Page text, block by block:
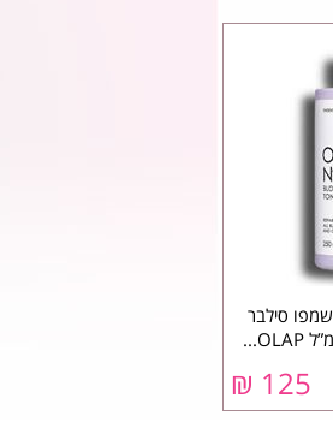
אולפלקס מספר 4P שמפו סילבר
125
₪